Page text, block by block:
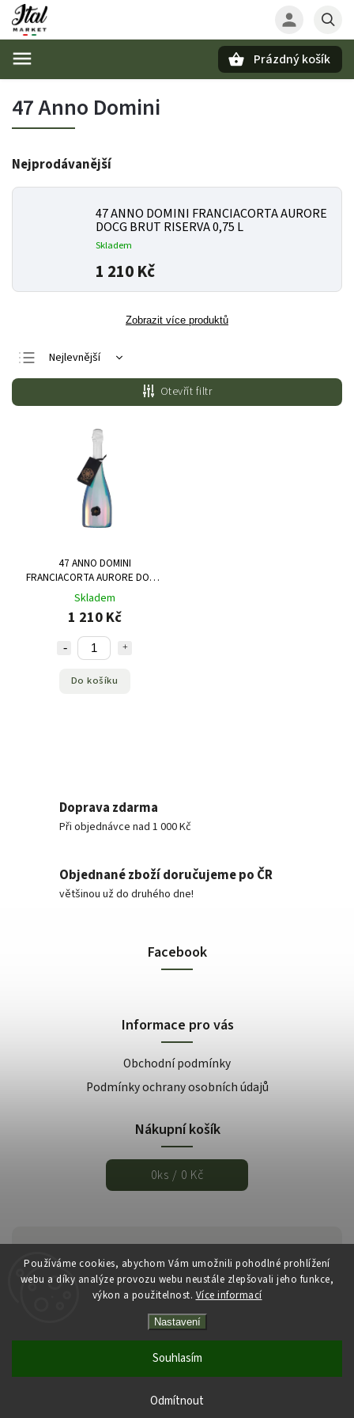
Používáme cookies, abychom Vám umožnili pohodlné prohlížení
webu a díky analýze provozu webu neustále zlepšovali jeho funkce,
výkon a použitelnost. Více informací
Nastavení
Odmítnout
Souhlasím
Prázdný košík
47 Anno Domini
Nejprodávanější
47 ANNO DOMINI FRANCIACORTA AURORE
DOCG BRUT RISERVA 0,75 L
Skladem
1 210 Kč
Zobrazit více produktů
Nejlevnější
Nejdražší
Nejprodávanější
Abecedně
Otevřít filtr
47 ANNO DOMINI
FRANCIACORTA AURORE DOCG
BRUT RISERVA 0,75 L
Skladem
1 210 Kč
Do košíku
Doprava zdarma
Při objednávce nad 1 000 Kč
Objednané zboží doručujeme po ČR
většinou už do druhého dne!
Facebook
Informace pro vás
Obchodní podmínky
Podmínky ochrany osobních údajů
Nákupní košík
0ks / 0 Kč
Italmarket.cz
VytvořilShoptet | Design